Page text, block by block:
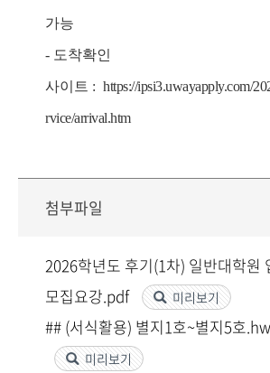
가능
- 도착확인
사이트 : https://ipsi3.uwayapply.com/
rvice/arrival.htm
첨부파일
2026학년도 후기(1차) 일반대학원
모집요강.pdf
미리보기
## (서식활용) 별지1호~별지5호
미리보기